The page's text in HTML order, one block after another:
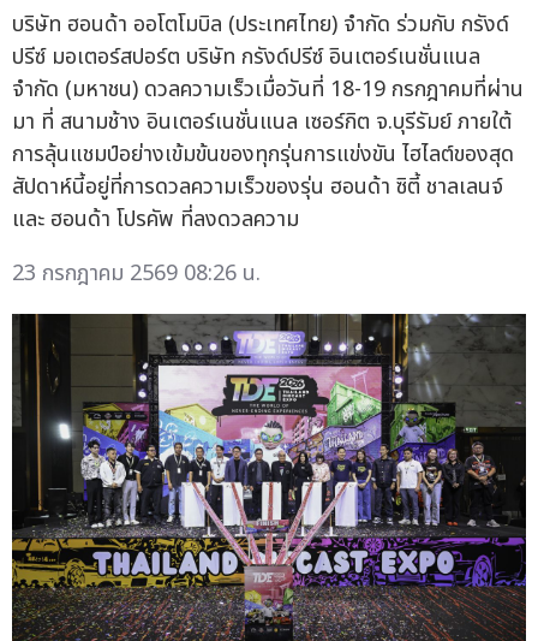
บริษัท ฮอนด้า ออโตโมบิล (ประเทศไทย) จำกัด ร่วมกับ กรังด์
ปรีซ์ มอเตอร์สปอร์ต บริษัท กรังด์ปรีซ์ อินเตอร์เนชั่นแนล
จำกัด (มหาชน) ดวลความเร็วเมื่อวันที่ 18-19 กรกฎาคมที่ผ่าน
มา ที่ สนามช้าง อินเตอร์เนชั่นแนล เซอร์กิต จ.บุรีรัมย์ ภายใต้
การลุ้นแชมป์อย่างเข้มข้นของทุกรุ่นการแข่งขัน ไฮไลต์ของสุด
สัปดาห์นี้อยู่ที่การดวลความเร็วของรุ่น ฮอนด้า ซิตี้ ชาลเลนจ์
และ ฮอนด้า โปรคัพ ที่ลงดวลความ
23 กรกฎาคม 2569 08:26 น.